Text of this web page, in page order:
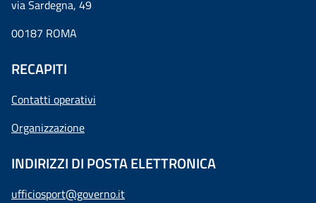
via Sardegna, 49
00187 ROMA
RECAPITI
Contatti operativi
Organizzazione
INDIRIZZI DI POSTA ELETTRONICA
ufficiosport@governo.it